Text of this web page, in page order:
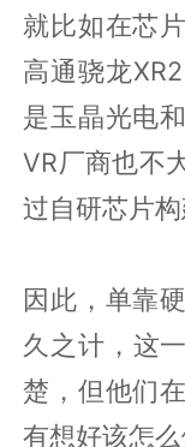
就比如在芯
高通骁龙
是玉晶光电
VR厂商也不
过自研芯片构
因此，单靠
久之计，这
楚，但他们
有想好该怎么